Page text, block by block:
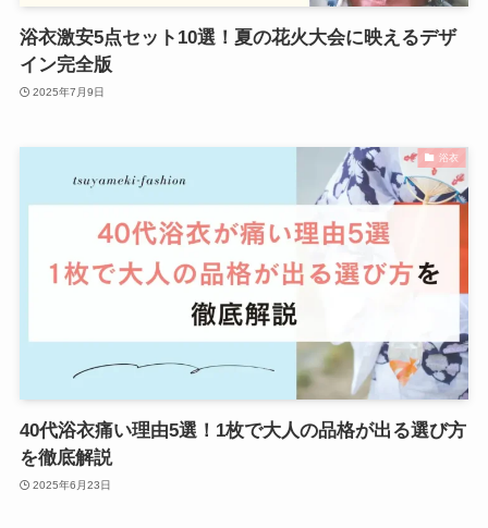
浴衣激安5点セット10選！夏の花火大会に映えるデザ
イン完全版
2025年7月9日
浴衣
40代浴衣痛い理由5選！1枚で大人の品格が出る選び方
を徹底解説
2025年6月23日